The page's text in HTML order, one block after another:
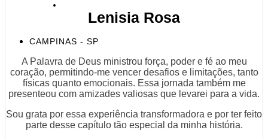
Lenisia Rosa
CAMPINAS - SP
A Palavra de Deus ministrou força, poder e fé ao meu
coração, permitindo-me vencer desafios e limitações, tanto
físicas quanto emocionais. Essa jornada também me
presenteou com amizades valiosas que levarei para a vida.
Sou grata por essa experiência transformadora e por ter feito
parte desse capítulo tão especial da minha história.